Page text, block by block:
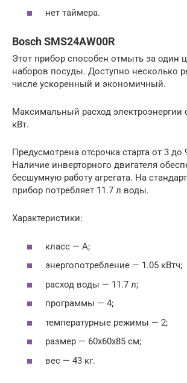
нет таймера.
Bosch SMS24AW00R
Этот прибор способен отмыть за один
наборов посуды. Доступно несколько
числе ускоренный и экономичный.
Максимальный расход электроэнергии
кВт.
Предусмотрена отсрочка старта от 3 до
Наличие инверторного двигателя
бесшумную работу агрегата. На
прибор потребляет 11.7 л воды.
Характеристики:
класс — А;
энергопотребление — 1.05 кВтч;
расход воды — 11.7 л;
программы — 4;
температурные режимы — 2;
размер — 60x60x85 см;
вес — 43 кг.